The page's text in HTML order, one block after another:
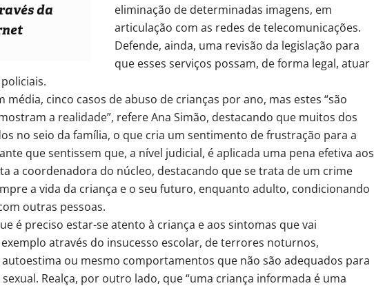
da
eliminação de determinadas imagens, em
articulação com as redes de telecomunicações.
Defende, ainda, uma revisão da legislação para
que esses serviços possam, de forma legal, atuar
média, cinco casos de abuso de crianças por ano, mas estes “são
a realidade”, refere Ana Simão, destacando que muitos dos
no seio da família, o que cria um sentimento de frustração para a
que sentissem que, a nível judicial, é aplicada uma pena efetiva aos
a coordenadora do núcleo, destacando que se trata de um crime
a vida da criança e o seu futuro, enquanto adulto, condicionando
outras pessoas.
é preciso estar-se atento à criança e aos sintomas que vai
através do insucesso escolar, de terrores noturnos,
autoestima ou mesmo comportamentos que não são adequados para
Realça, por outro lado, que “uma criança informada é uma